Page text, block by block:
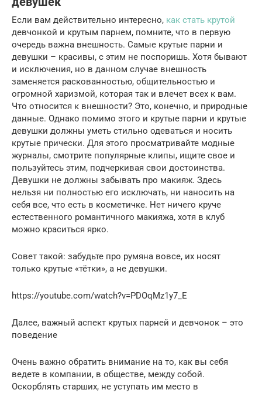
Если вам действительно интересно, как стать крутой
девчонкой и крутым парнем, помните, что в первую
очередь важна внешность. Самые крутые парни и
девушки – красивы, с этим не поспоришь. Хотя бывают
и исключения, но в данном случае внешность
заменяется раскованностью, общительностью и
огромной харизмой, которая так и влечет всех к вам.
Что относится к внешности? Это, конечно, и природные
данные. Однако помимо этого и крутые парни и крутые
девушки должны уметь стильно одеваться и носить
крутые прически. Для этого просматривайте модные
журналы, смотрите популярные клипы, ищите свое и
пользуйтесь этим, подчеркивая свои достоинства.
Девушки не должны забывать про макияж. Здесь
нельзя ни полностью его исключать, ни наносить на
себя все, что есть в косметичке. Нет ничего круче
естественного романтичного макияжа, хотя в клуб
можно краситься ярко.
Совет такой: забудьте про румяна вовсе, их носят
только крутые «тётки», а не девушки.
https://youtube.com/watch?v=PDOqMz1y7_E
Далее, важный аспект крутых парней и девчонок – это
поведение
Очень важно обратить внимание на то, как вы себя
ведете в компании, в обществе, между собой.
Оскорблять старших, не уступать им место в